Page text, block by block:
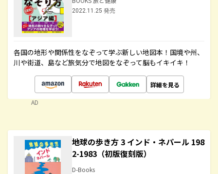
2022.11.25 発売
各国の地形や関係性をなぞって学ぶ新しい地図本！国境や州、
川や街道、島など旅気分で地図をなぞって脳もイキイキ！
詳細を見る
AD
地球の歩き方 3 インド・ネパール 198
2-1983（初版復刻版）
D-Books